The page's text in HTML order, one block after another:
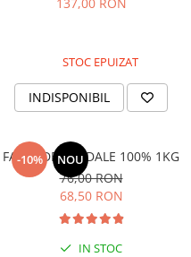
STOC EPUIZAT
INDISPONIBIL
-10% NOU
FAINA DE MIGDALE 100% 1KG
76,00 RON
68,50 RON
IN STOC